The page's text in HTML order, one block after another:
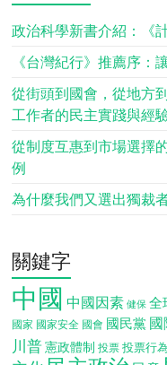
政治科學新書介紹：《
《台灣紀行》推薦序：
從街頭到國會，從地方
工作者的民主實踐與經
從制度互惠到市場選擇
例
為什麼我們又選出獨裁
關鍵字
中國 中國因素 健保 全
國家 國家安全 國會 國民黨 國
川普 憲政體制 投票 投票行為